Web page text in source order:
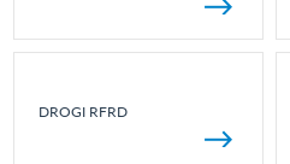
DROGI RFRD